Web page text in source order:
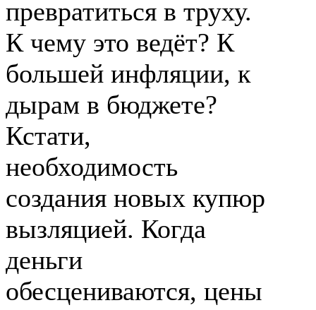
превратиться в труху.
К чему это ведёт? К
большей инфляции, к
дырам в бюджете?
Кстати,
необходимость
создания новых купюр
вызляцией. Когда
деньги
обесцениваются, цены